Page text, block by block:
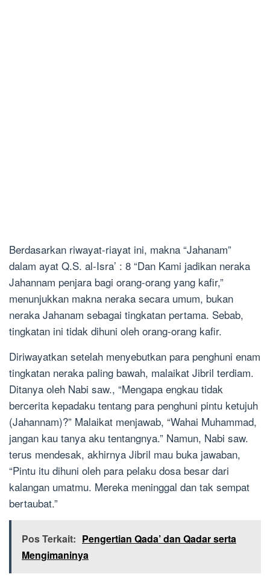
Berdasarkan riwayat-riayat ini, makna “Jahanam”
dalam ayat Q.S. al-Isra’ : 8 “Dan Kami jadikan neraka
Jahannam penjara bagi orang-orang yang kafir,”
menunjukkan makna neraka secara umum, bukan
neraka Jahanam sebagai tingkatan pertama. Sebab,
tingkatan ini tidak dihuni oleh orang-orang kafir.
Diriwayatkan setelah menyebutkan para penghuni enam
tingkatan neraka paling bawah, malaikat Jibril terdiam.
Ditanya oleh Nabi saw., “Mengapa engkau tidak
bercerita kepadaku tentang para penghuni pintu ketujuh
(Jahannam)?” Malaikat menjawab, “Wahai Muhammad,
jangan kau tanya aku tentangnya.” Namun, Nabi saw.
terus mendesak, akhirnya Jibril mau buka jawaban,
“Pintu itu dihuni oleh para pelaku dosa besar dari
kalangan umatmu. Mereka meninggal dan tak sempat
bertaubat.”
Pos Terkait: Pengertian Qada’ dan Qadar serta
Mengimaninya